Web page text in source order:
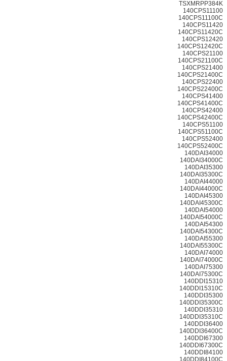
TSXMRPP384K
140CPS11100
140CPS11100C
140CPS11420
140CPS11420C
140CPS12420
140CPS12420C
140CPS21100
140CPS21100C
140CPS21400
140CPS21400C
140CPS22400
140CPS22400C
140CPS41400
140CPS41400C
140CPS42400
140CPS42400C
140CPS51100
140CPS51100C
140CPS52400
140CPS52400C
140DAI34000
140DAI34000C
140DAI35300
140DAI35300C
140DAI44000
140DAI44000C
140DAI45300
140DAI45300C
140DAI54000
140DAI54000C
140DAI54300
140DAI54300C
140DAI55300
140DAI55300C
140DAI74000
140DAI74000C
140DAI75300
140DAI75300C
140DDI15310
140DDI15310C
140DDI35300
140DDI35300C
140DDI35310
140DDI35310C
140DDI36400
140DDI36400C
140DDI67300
140DDI67300C
140DDI84100
140DDI84100C